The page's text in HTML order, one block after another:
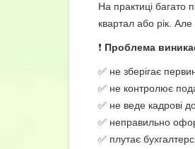
На практиці багато
квартал або рік.
❗ Проблема
✅ не зберігає
✅ не контролює
✅ не веде кадрові
✅ неправильно
✅ плутає